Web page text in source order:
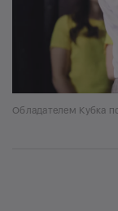
Обладателем Кубка